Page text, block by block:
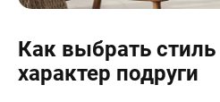
Как выбрать
характер подруги
Вашего
Вам
подарок?
Ответьте
Вам в
15 минут.
на
Ваша оценка*